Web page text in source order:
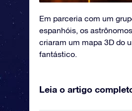
Em parceria com um
espanhóis, os
criaram um mapa 3D do
fantástico.
Leia o artigo